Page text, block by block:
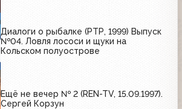
Диалоги о рыбалке (РТР, 1999) Выпуск
№04. Ловля лососи и щуки на
Кольском полуострове
Ещё не вечер № 2 (REN-TV, 15.09.1997).
Сергей Корзун